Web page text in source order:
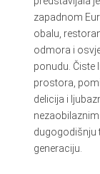
zapadnom
obalu,
odmora i
ponudu. Čiste
prostora,
delicija i
dugogodišnju
generaciju.